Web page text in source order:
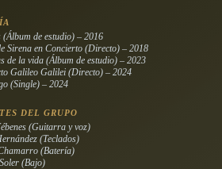
de estudio) – 2016
Sirena en Concierto (Directo) – 2018
de la vida (Álbum de estudio) – 2023
Galileo Galilei (Directo) – 2024
(Single) – 2024
DEL GRUPO
(Guitarra y voz)
(Teclados)
(Batería)
(Bajo)